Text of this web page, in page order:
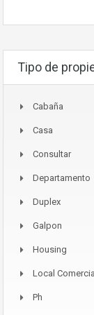
Tipo de
Cabaña
Casa
Consultar
Departamento
Duplex
Galpon
Housing
Local Comercial
Ph